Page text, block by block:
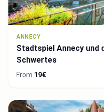
ANNECY
Stadtspiel Annecy und
Schwertes
From 19€